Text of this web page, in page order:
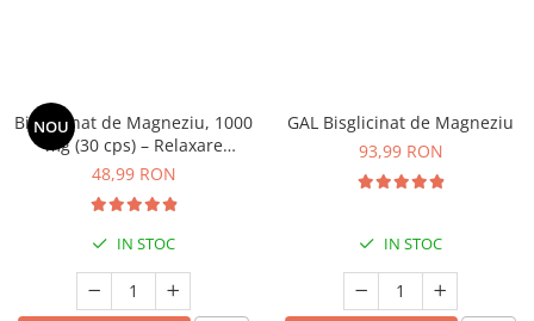
NOU
Bisglicinat de Magneziu, 1000
mg (30 cps) – Relaxare
Profundă, Somn Odihnitor și
48,99 RON
IN STOC
GAL Bisglicinat de Magneziu
93,99 RON
IN STOC